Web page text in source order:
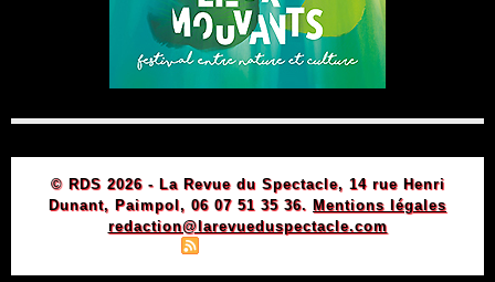
© RDS 2026 - La Revue du Spectacle, 14 rue Henri
Dunant, Paimpol, 06 07 51 35 36. Mentions légales
redaction@larevueduspectacle.com